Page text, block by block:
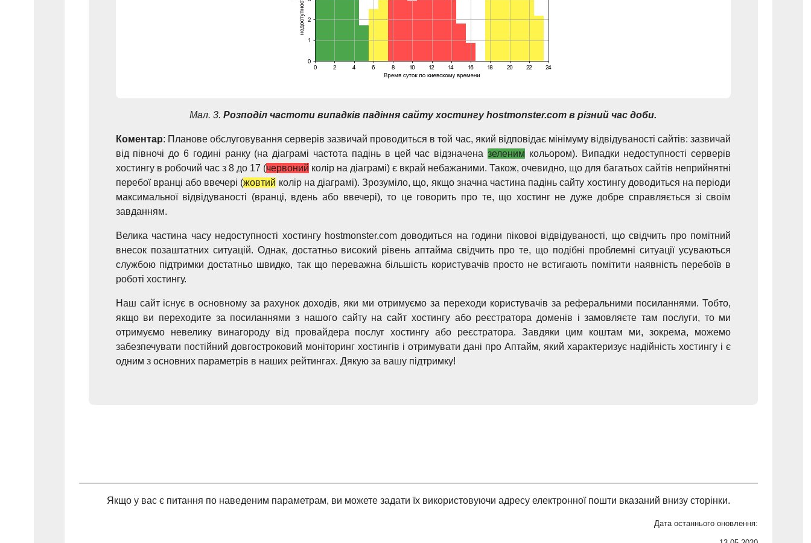
Мал. 3.Розподіл частоти випадків падіння сайту хостингу hostmonster.com в різний час доби.
Коментар: Планове обслуговування серверів зазвичай проводиться в той час, який відповідає мінімуму відвідуваності сайтів: зазвичай
від півночі до 6 годині ранку (на діаграмі частота падінь в цей час відзначеназеленим кольором). Випадки недоступності серверів
хостингу в робочий час з 8 до 17 (червоний колір на діаграмі) є вкрай небажаними. Також, очевидно, що для багатьох сайтів неприйнятні
перебої вранці або ввечері (жовтий колір на діаграмі). Зрозуміло, що, якщо значна частина падінь сайту хостингу доводиться на періоди
максимальної відвідуваності (вранці, вдень або ввечері), то це говорить про те, що хостинг не дуже добре справляється зі своїм
завданням.
Велика частина часу недоступності хостингу hostmonster.com доводиться на години піковоі відвідуваності, що свідчить про помітний
внесок позаштатних ситуацій. Однак, достатньо високий рівень аптайма свідчить про те, що подібні проблемні ситуації усуваються
службою підтримки достатньо швидко, так що переважна більшість користувачів просто не встигають помітити наявність перебоїв в
роботі хостингу.
Наш сайт існує в основному за рахунок доходів, яки ми отримуємо за переходи користувачів за реферальними посиланнями. Тобто,
якщо ви переходите за посиланнями з нашого сайту на сайт хостингу або реєстратора доменів і замовляєте там послуги, то ми
отримуємо невелику винагороду від провайдера послуг хостингу або реєстратора. Завдяки цим коштам ми, зокрема, можемо
забезпечувати постійний довгостроковий моніторинг хостингів і отримувати дані про Аптайм, який характеризує надійність хостингу і є
одним з основних параметрів в наших рейтингах. Дякую за вашу підтримку!
Якщо у вас є питання по наведеним параметрам, ви можете задати їх використовуючи адресу електронної пошти вказаний внизу сторінки.
Дата останнього оновлення: